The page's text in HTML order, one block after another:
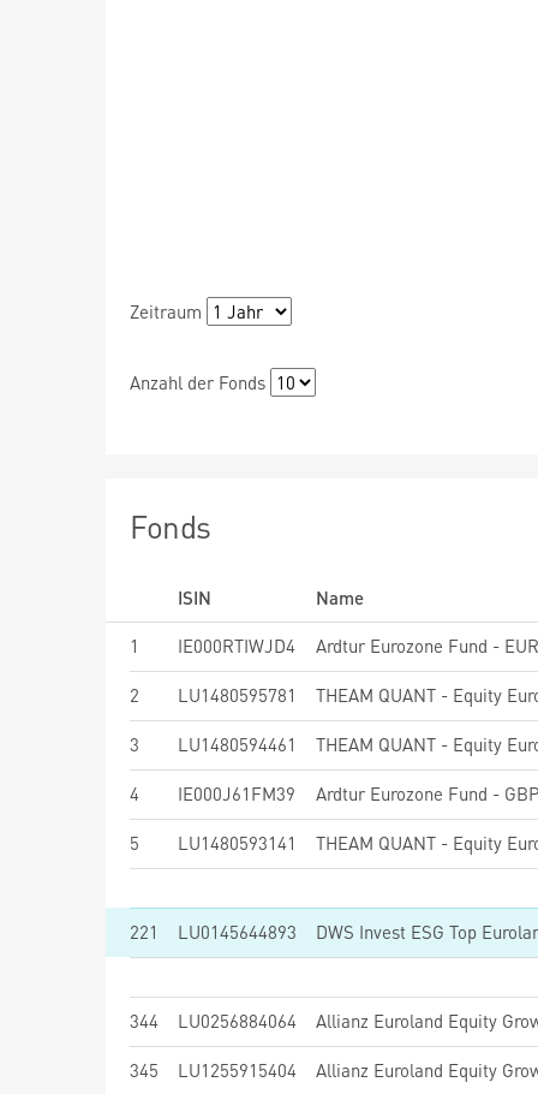
Zeitraum
Anzahl der Fonds
Fonds
ISIN
Name
1
IE000RTIWJD4 Ardtur Eurozone Fund -
2 LU1480595781
3 LU1480594461
4 IE000J61FM39 Ardtur Eurozone Fund -
5 LU1480593141
221 LU0145644893 DWS Invest ESG Top
344 LU0256884064 Allianz Euroland Equity
345 LU1255915404 Allianz Euroland Equity